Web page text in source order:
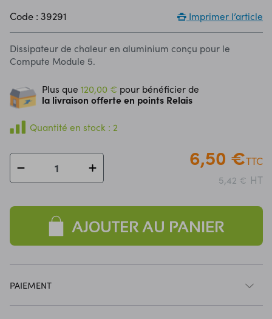
Code : 39291 Imprimer l’article
Dissipateur de chaleur en aluminium conçu pour le
Compute Module 5.
Plus que120,00 € pour bénéficier de
la livraison offerte en points Relais
Quantité en stock : 2
6,50 €TTC
5,42 € HT
AJOUTER AU PANIER
PAIEMENT